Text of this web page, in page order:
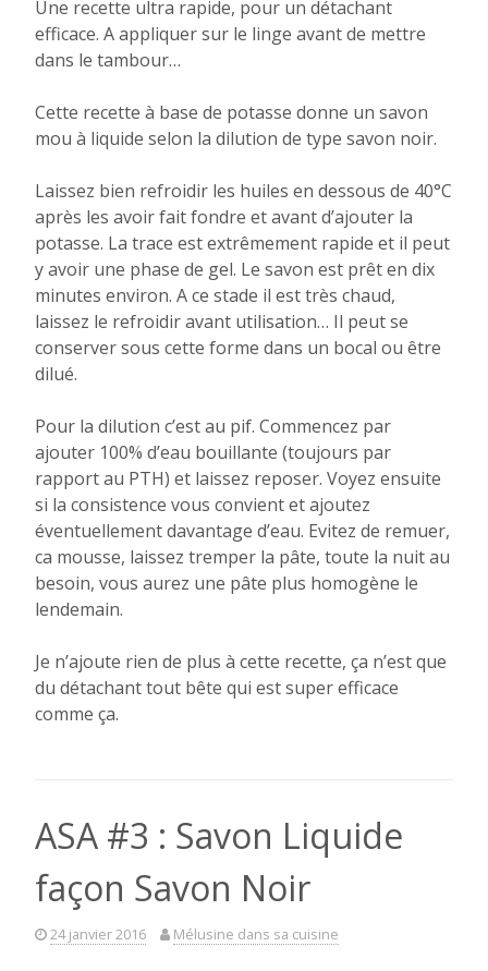
Une recette ultra rapide, pour un détachant
efficace. A appliquer sur le linge avant de mettre
dans le tambour…
Cette recette à base de potasse donne un savon
mou à liquide selon la dilution de type savon noir.
Laissez bien refroidir les huiles en dessous de 40°C
après les avoir fait fondre et avant d’ajouter la
potasse. La trace est extrêmement rapide et il peut
y avoir une phase de gel. Le savon est prêt en dix
minutes environ. A ce stade il est très chaud,
laissez le refroidir avant utilisation… Il peut se
conserver sous cette forme dans un bocal ou être
dilué.
Pour la dilution c’est au pif. Commencez par
ajouter 100% d’eau bouillante (toujours par
rapport au PTH) et laissez reposer. Voyez ensuite
si la consistence vous convient et ajoutez
éventuellement davantage d’eau. Evitez de remuer,
ca mousse, laissez tremper la pâte, toute la nuit au
besoin, vous aurez une pâte plus homogène le
lendemain.
Je n’ajoute rien de plus à cette recette, ça n’est que
du détachant tout bête qui est super efficace
comme ça.
ASA #3 : Savon Liquide
façon Savon Noir
24 janvier 2016 Mélusine dans sa cuisine